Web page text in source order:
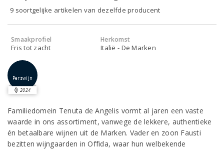
9 soortgelijke artikelen van dezelfde producent
Smaakprofiel
Fris tot zacht
Herkomst
Italië - De Marken
Perswijn
2024
Familiedomein Tenuta de Angelis vormt al jaren een vaste
waarde in ons assortiment, vanwege de lekkere, authentieke
én betaalbare wijnen uit de Marken. Vader en zoon Fausti
bezitten wijngaarden in Offida, waar hun welbekende